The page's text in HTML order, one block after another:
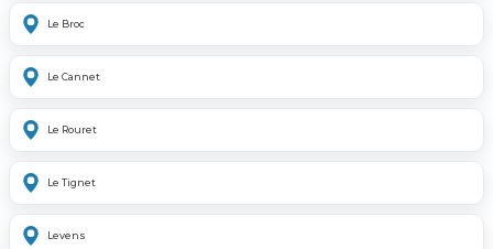
Le Broc
Le Cannet
Le Rouret
Le Tignet
Levens